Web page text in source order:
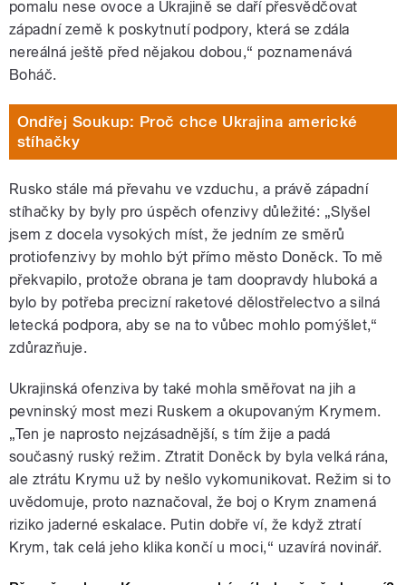
pomalu nese ovoce a Ukrajině se daří přesvědčovat
západní země k poskytnutí podpory, která se zdála
nereálná ještě před nějakou dobou,“ poznamenává
Boháč.
Ondřej Soukup: Proč chce Ukrajina americké
stíhačky
Rusko stále má převahu ve vzduchu, a právě západní
stíhačky by byly pro úspěch ofenzivy důležité: „Slyšel
jsem z docela vysokých míst, že jedním ze směrů
protiofenzivy by mohlo být přímo město Doněck. To mě
překvapilo, protože obrana je tam doopravdy hluboká a
bylo by potřeba precizní raketové dělostřelectvo a silná
letecká podpora, aby se na to vůbec mohlo pomýšlet,“
zdůrazňuje.
Ukrajinská ofenziva by také mohla směřovat na jih a
pevninský most mezi Ruskem a okupovaným Krymem.
„Ten je naprosto nejzásadnější, s tím žije a padá
současný ruský režim. Ztratit Doněck by byla velká rána,
ale ztrátu Krymu už by nešlo vykomunikovat. Režim si to
uvědomuje, proto naznačoval, že boj o Krym znamená
riziko jaderné eskalace. Putin dobře ví, že když ztratí
Krym, tak celá jeho klika končí u moci,“ uzavírá novinář.